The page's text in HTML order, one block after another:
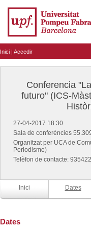
Inici | Accedir
Conferencia
futuro" (ICS-
27-04-2017 18:30
Sala de conferències
Organitzat per UCA de
Periodisme)
Telèfon de contacte:
Inici Dates
Dates